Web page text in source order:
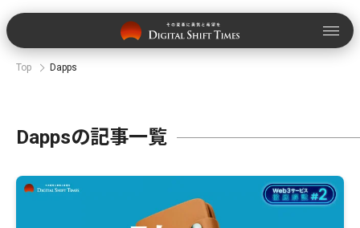
Top Dapps
Dappsの記事一覧